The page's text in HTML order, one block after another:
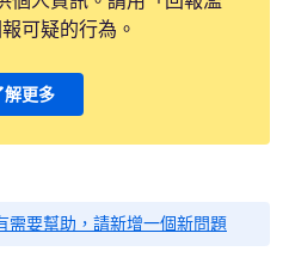
可疑的行為。
解更多
需要幫助，請新增一個新問題